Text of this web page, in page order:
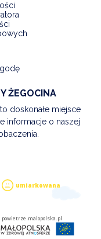
ŻEGOCINA
doskonałe miejsce
informacje o naszej